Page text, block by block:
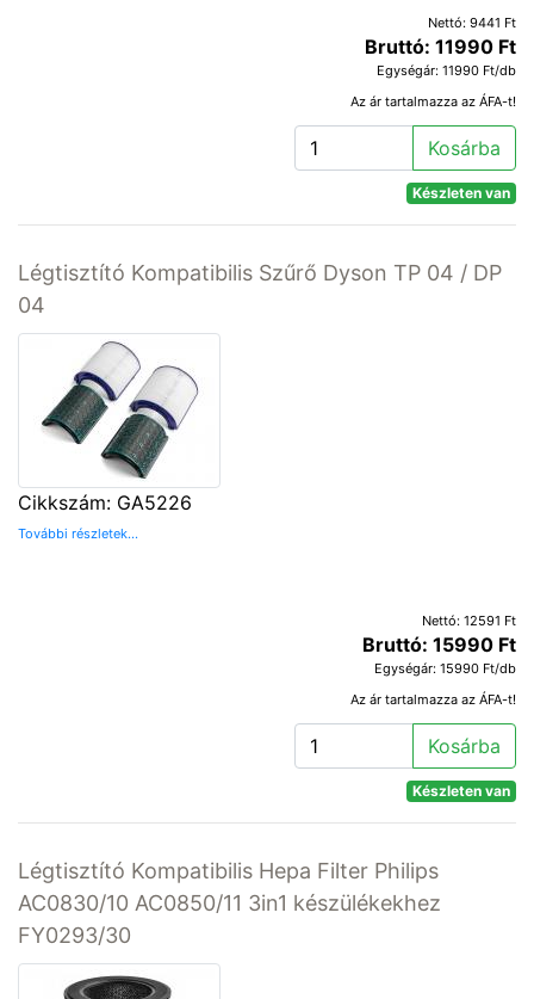
Nettó: 9441 Ft
Bruttó: 11990 Ft
Egységár: 11990 Ft/db
Az ár tartalmazza az ÁFA-t!
Kosárba
Készleten van
Légtisztító Kompatibilis Szűrő Dyson TP 04 / DP
04
Cikkszám: GA5226
További részletek...
Nettó: 12591 Ft
Bruttó: 15990 Ft
Egységár: 15990 Ft/db
Az ár tartalmazza az ÁFA-t!
Kosárba
Készleten van
Légtisztító Kompatibilis Hepa Filter Philips
AC0830/10 AC0850/11 3in1 készülékekhez
FY0293/30